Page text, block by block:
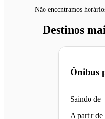
Não encontramos
Destinos
Ônibus
Saindo de
A partir de